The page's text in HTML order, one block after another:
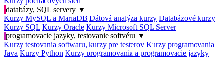
databázy, SQL servery ▼
Kurzy MySQL a MariaDB Dátová analýza kurzy Databázové kurzy
Kurzy SQL Kurzy Oracle Kurzy Microsoft SQL Server
programovacie jazyky, testovanie softvéru ▼
Kurzy testovania softwaru, kurzy pre testerov Kurzy programovania
Java Kurzy Python Kurzy programovania a programovacie jazyky